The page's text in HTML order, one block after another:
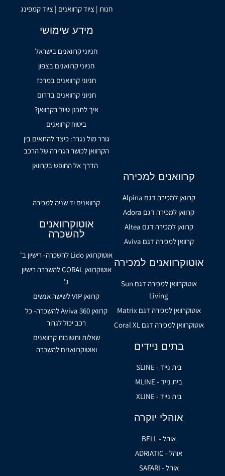
חנות | ציוד קרוואנים | ציוד קמפינג
מידע שימושי
חניוני קרוואנים בישראל
חניוני קרוואנים בצפון
חניוני קרוואנים במרכז
חניוני קרוואנים בדרום
איך לתכנן טיול בקרוואן?
ביטוח קרוואנים
גורר מול נגרר: כיצד להתאים בין
הקרוואן לכושר הגרירה של הרכב
הדרך אל החופש בקרוואן
קרוואנים למכירה
קרוואן למכירה דגם Alpina
קרוואן למכירה דגם Adora
קרוואן למכירה דגם Altea
קרוואן למכירה דגם Aviva
אוטוקרוואנים למכירה
אוטוקרוואן למכירה דגם Sun
Living
אוטוקרוואן למכירה דגם Matrix
אוטוקרוואן למכירה דגם Coral XL
בתים ניידים
בית נייד - SLINE
בית נייד - MLINE
בית נייד - XLINE
אוהלי יוקרה
אוהל - BELL
אוהל - ADRIATIC
אוהל - SAFARI
קרוואנים יד שניה למכירה
אוטוקרוואנים
להשכרה
אוטוקרוואן Lido להשכרה- רישיון ב'
אוטוקרוואן CORAL להשכרה רישיון
ג'
קרוואן VIP לשישה אנשים
קרוואן Aviva 360 להשכרה- כל
רכב יכול לגרור
שאלות ותשובות קרוואנים
ואוטוקרוואנים להשכרה